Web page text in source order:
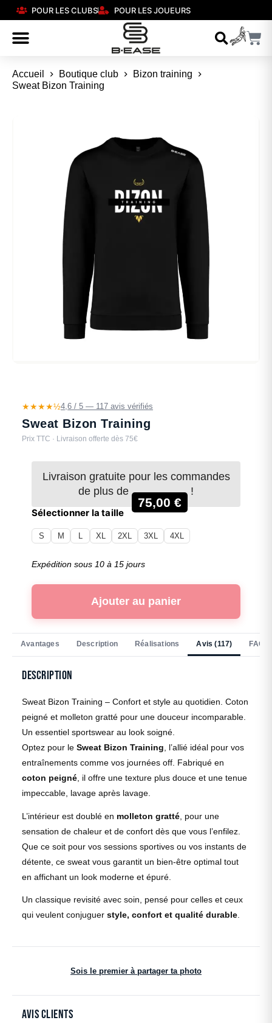
POUR LES CLUBS POUR LES JOUEURS
Accueil Boutique club
Bizon training
Sweat Bizon Training
★★★★½4,6 / 5 — 117 avis vérifiés
Sweat Bizon Training
Prix TTC · Livraison offerte dès 75€
Livraison gratuite pour les commandes
de plus de
75,00 €
!
Sélectionner la taille
S M L XL 2XL 3XL 4XL
Expédition sous 10 à 15 jours
Ajouter au panier
Avantages Description Réalisations Avis (117) FAQ
Description
Sweat Bizon Training – Confort et style au quotidien. Coton
peigné et molleton gratté pour une douceur incomparable.
Un essentiel sportswear au look soigné.
Optez pour le Sweat Bizon Training , l’allié idéal pour vos
entraînements comme vos journées off. Fabriqué en
coton peigné , il offre une texture plus douce et une tenue
impeccable, lavage après lavage.
L’intérieur est doublé en molleton gratté , pour une
sensation de chaleur et de confort dès que vous l’enfilez.
Que ce soit pour vos sessions sportives ou vos instants de
détente, ce sweat vous garantit un bien-être optimal tout
en affichant un look moderne et épuré.
Un classique revisité avec soin, pensé pour celles et ceux
qui veulent conjuguer style, confort et qualité durable.
Sois le premier à partager ta photo
Avis clients